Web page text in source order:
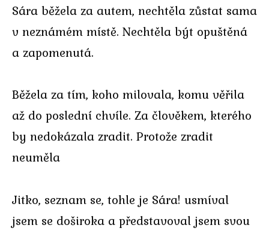
Sára běžela za autem, nechtěla zůstat sama
v neznámém místě. Nechtěla být opuštěná
a zapomenutá.
Běžela za tím, koho milovala, komu věřila
až do poslední chvíle. Za člověkem, kterého
by nedokázala zradit. Protože zradit
neuměla
Jitko, seznam se, tohle je Sára! usmíval
jsem se doširoka a představoval jsem svou